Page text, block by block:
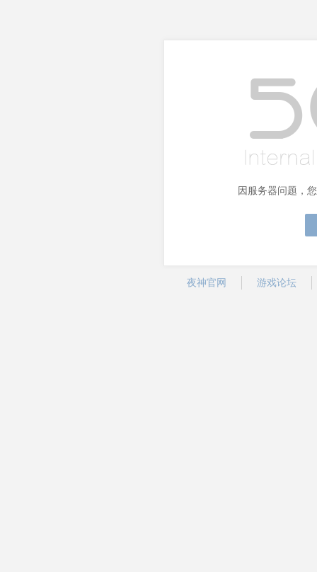
因服务器问题，
夜神官网 游戏论坛